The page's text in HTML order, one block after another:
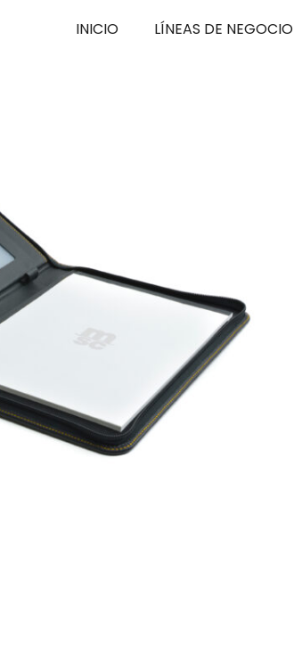
INICIO LÍNEAS DE NEGOCIO